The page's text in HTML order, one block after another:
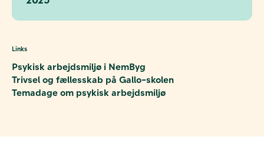
Links
Psykisk arbejdsmiljø i NemByg
Trivsel og fællesskab på Gallo-skolen
Temadage om psykisk arbejdsmiljø